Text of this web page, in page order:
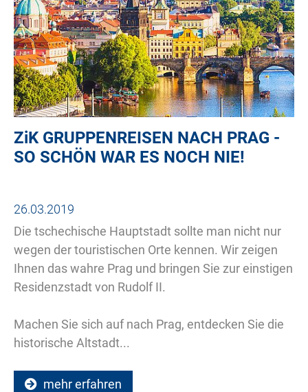
ZiK GRUPPENREISEN NACH PRAG -
SO SCHÖN WAR ES NOCH NIE!
26.03.2019
Die tschechische Hauptstadt sollte man nicht nur
wegen der touristischen Orte kennen. Wir zeigen
Ihnen das wahre Prag und bringen Sie zur einstigen
Residenzstadt von Rudolf II.
Machen Sie sich auf nach Prag, entdecken Sie die
historische Altstadt...
mehr erfahren